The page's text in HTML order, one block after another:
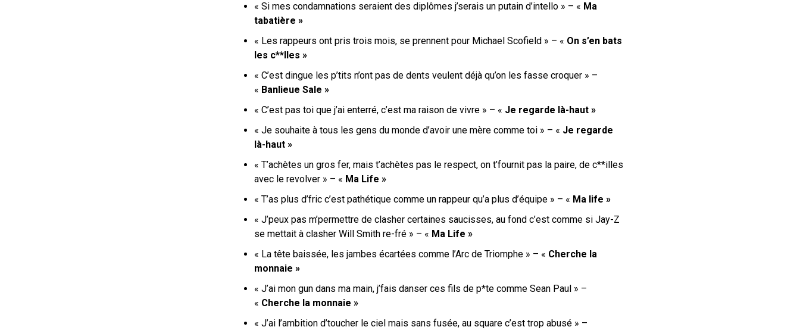
« Si mes condamnations seraient des diplômes j’serais un putain d’intello » – « Ma
tabatière »
« Les rappeurs ont pris trois mois, se prennent pour Michael Scofield » – « On s’en bats
les c**lles »
« C’est dingue les p’tits n’ont pas de dents veulent déjà qu’on les fasse croquer » –
« Banlieue Sale »
« C’est pas toi que j’ai enterré, c’est ma raison de vivre » – « Je regarde là-haut »
« Je souhaite à tous les gens du monde d’avoir une mère comme toi » – « Je regarde
là-haut »
« T’achètes un gros fer, mais t’achètes pas le respect, on t’fournit pas la paire, de c**illes
avec le revolver » – « Ma Life »
« T’as plus d’fric c’est pathétique comme un rappeur qu’a plus d’équipe » – « Ma life »
« J’peux pas m’permettre de clasher certaines saucisses, au fond c’est comme si Jay-Z
se mettait à clasher Will Smith re-fré » – « Ma Life »
« La tête baissée, les jambes écartées comme l’Arc de Triomphe » – « Cherche la
monnaie »
« J’ai mon gun dans ma main, j’fais danser ces fils de p*te comme Sean Paul » –
« Cherche la monnaie »
« J’ai l’ambition d’toucher le ciel mais sans fusée, au square c’est trop abusé » –